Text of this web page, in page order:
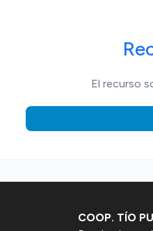
El recurso
COOP. TÍO